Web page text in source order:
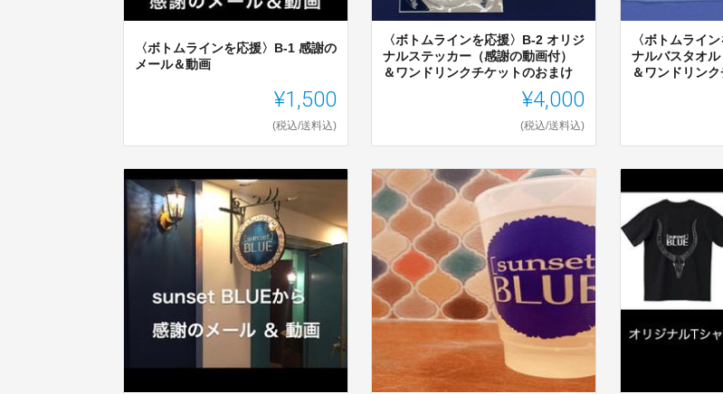
〈ボトムラインを応援〉B-1 感謝の
メール＆動画
¥1,500
(税込/送料込)
〈ボトムラインを応援〉B-2 オリジ
ナルステッカー（感謝の動画付）
＆ワンドリンクチケットのおまけ
¥4,000
(税込/送料込)
〈ボトムライ
ナルバスタオル
＆ワンドリン